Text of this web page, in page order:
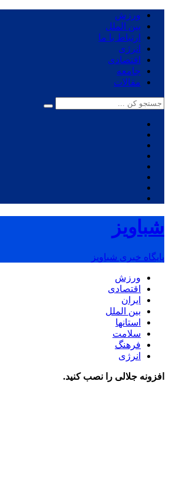
ورزش
بین الملل
ارتباط با ما
انرژی
اقتصادی
جامعه
مقالات
شباویز
پایگاه خبری شباویز
ورزش
اقتصادی
ایران
بین الملل
استانها
سلامت
فرهنگ
انرژی
افزونه جلالی را نصب کنید.